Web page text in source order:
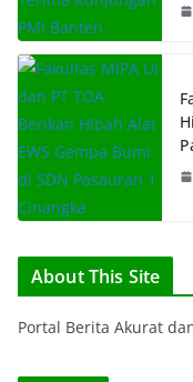
About This Site
Portal Berita Akurat